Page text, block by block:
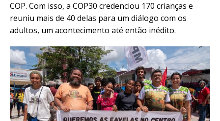
COP. Com isso, a COP30 credenciou 170 crianças e
reuniu mais de 40 delas para um diálogo com os
adultos, um acontecimento até então inédito.